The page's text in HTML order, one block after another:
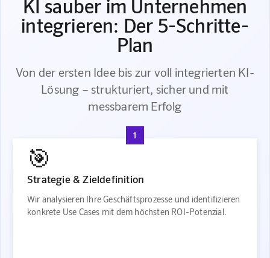
KI sauber im Unternehmen
integrieren: Der 5-Schritte-
Plan
Von der ersten Idee bis zur voll integrierten KI-
Lösung – strukturiert, sicher und mit
messbarem Erfolg
1
🎯
Strategie & Zieldefinition
Wir analysieren Ihre Geschäftsprozesse und identifizieren
konkrete Use Cases mit dem höchsten ROI-Potenzial.